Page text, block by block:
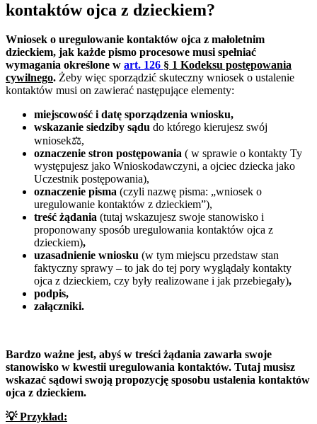
kontaktów ojca z dzieckiem?
Wniosek o uregulowanie kontaktów ojca z małoletnim
dzieckiem, jak każde pismo procesowe musi spełniać
wymagania określone w art. 126 § 1 Kodeksu postępowania
cywilnego. Żeby więc sporządzić skuteczny wniosek o ustalenie
kontaktów musi on zawierać następujące elementy:
miejscowość i datę sporządzenia wniosku,
wskazanie siedziby sądu do którego kierujesz swój
wniosek⚖️,
oznaczenie stron postępowania ( w sprawie o kontakty Ty
występujesz jako Wnioskodawczyni, a ojciec dziecka jako
Uczestnik postępowania),
oznaczenie pisma (czyli nazwę pisma: „wniosek o
uregulowanie kontaktów z dzieckiem”),
treść żądania (tutaj wskazujesz swoje stanowisko i
proponowany sposób uregulowania kontaktów ojca z
dzieckiem),
uzasadnienie wniosku (w tym miejscu przedstaw stan
faktyczny sprawy – to jak do tej pory wyglądały kontakty
ojca z dzieckiem, czy były realizowane i jak przebiegały),
podpis,
załączniki.
Bardzo ważne jest, abyś w treści żądania zawarła swoje
stanowisko w kwestii uregulowania kontaktów. Tutaj musisz
wskazać sądowi swoją propozycję sposobu ustalenia kontaktów
ojca z dzieckiem.
💡 Przykład: